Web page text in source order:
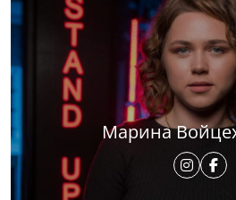
Марина